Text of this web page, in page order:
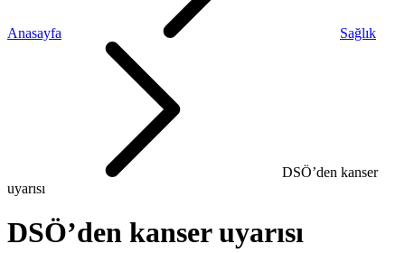
Anasayfa Sağlık
DSÖ’den kanser
uyarısı
DSÖ’den kanser uyarısı